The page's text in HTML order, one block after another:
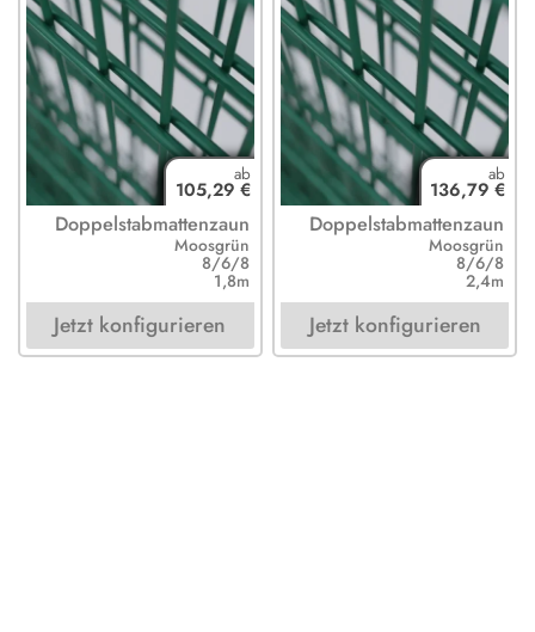
105,29 €
Doppelstabmattenzaun
Moosgrün
8/6/8
1,8m
Jetzt konfigurieren
136,79 €
Doppelstabmattenzaun
Moosgrün
8/6/8
2,4m
Jetzt konfigurieren